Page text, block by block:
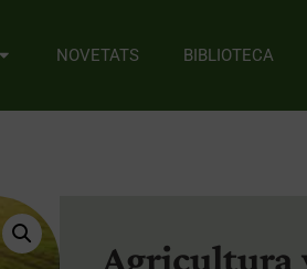
NOVETATS BIBLIOTECA
Agricultura